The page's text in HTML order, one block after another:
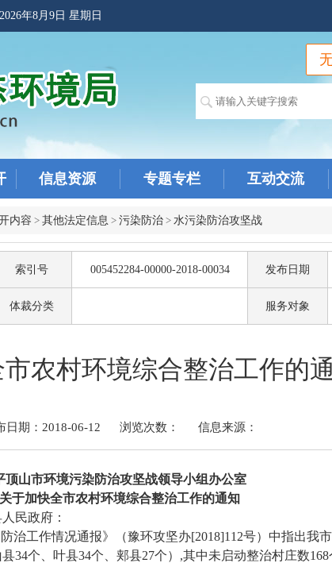
2026年8月9日 星期日
信息资源 专题专栏 互动交流
内容 > 其他法定信息 > 污染防治 > 水污染防治攻坚战
索引号 005452284-00000-2018-00034 发布日期
体裁分类 服务对象
农村环境综合整治工作的
日期：2018-06-12 浏览次数： 信息来源：
顶山市环境污染防治攻坚战领导小组办公室
关于加快全市农村环境综合整治工作的通知
民政府：
治工作情况通报》（豫环攻坚办[2018]112号）中指出我
34个、叶县34个、郏县27个）,其中未启动整治村庄数